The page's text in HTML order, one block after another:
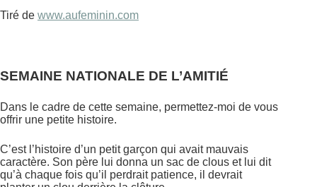
Tiré de www.aufeminin.com
SEMAINE NATIONALE DE L’AMITIÉ
Dans le cadre de cette semaine, permettez-moi de vous
offrir une petite histoire.
C’est l’histoire d’un petit garçon qui avait mauvais
caractère. Son père lui donna un sac de clous et lui dit
qu’à chaque fois qu’il perdrait patience, il devrait